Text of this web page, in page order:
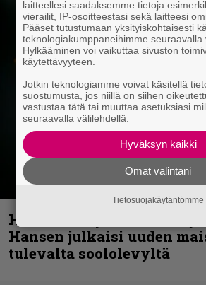
Helloween- ja Gamma Ray
Hansen julkaisi uuden
tulevalta soololevyltä
laitteellesi saadaksemme tietoja
vierailit, IP-osoitteestasi sekä laitteesi
Pääset tutustumaan yksityiskohtaisesti
teknologiakumppaneihimme seuraavalla
Hylkääminen voi vaikuttaa sivuston
käytettävyyteen.
Jotkin teknologiamme voivat käsitellä
suostumusta, jos niillä on siihen
vastustaa tätä tai muuttaa asetuksiasi
seuraavalla välilehdellä.
Hyväksyn kaikki
Omat valintani
Tietosuojakäytäntömme